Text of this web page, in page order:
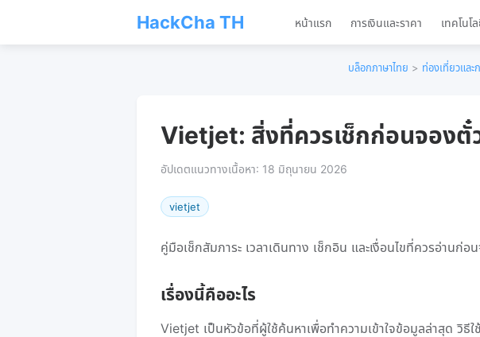
HackCha TH หน้าแรก การเงินและราคา เทคโนโ
บล็อกภาษาไทย > ท่องเที่ยวและ
Vietjet: สิ่งที่ควรเช็กก่อนจองตั๋
อัปเดตแนวทางเนื้อหา: 18 มิถุนายน 2026
vietjet
คู่มือเช็กสัมภาระ เวลาเดินทาง เช็กอิน และเงื่อนไขที่ควรอ่านก่
เรื่องนี้คืออะไร
Vietjet เป็นหัวข้อที่ผู้ใช้ค้นหาเพื่อทำความเข้าใจข้อมูลล่าสุด วิ